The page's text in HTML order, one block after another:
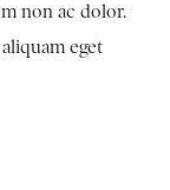
non ac dolor.
eget